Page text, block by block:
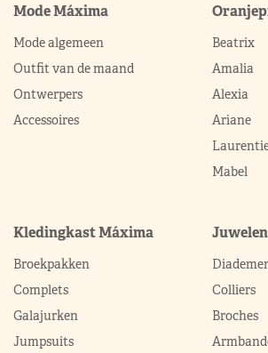
Mode Máxima
Mode algemeen
Outfit van de maand
Ontwerpers
Accessoires
Beatrix
Amalia
Alexia
Ariane
Mabel
Kledingkast Máxima
Broekpakken
Complets
Galajurken
Jumpsuits
Juwelen
Colliers
Broches